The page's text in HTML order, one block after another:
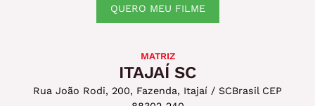
QUERO MEU FILME
MATRIZ
ITAJAÍ SC
Rua João Rodi, 200, Fazenda, Itajaí / SCBrasil CEP